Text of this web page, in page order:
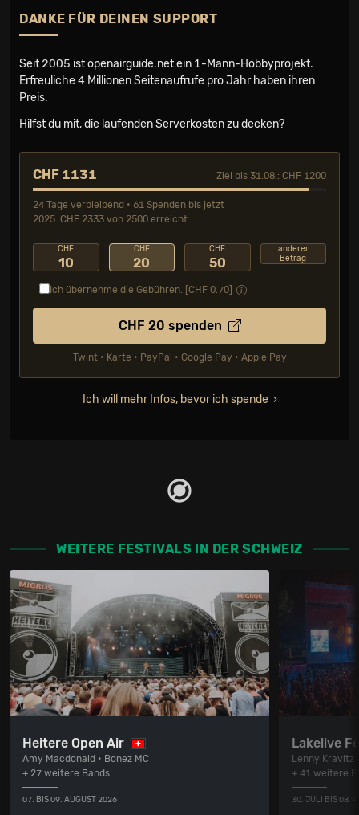
DANKE FÜR DEINEN SUPPORT
Seit 2005 ist openairguide.net ein 1-Mann-Hobbyprojekt.
Erfreuliche 4 Millionen Seiten­aufrufe pro Jahr haben ihren
Preis.
Hilfst du mit, die laufenden Serverkosten zu decken?
CHF 1131 Ziel bis 31.08.: CHF 1200
24 Tage verbleibend • 61 Spenden bis jetzt
2025: CHF 2333 von 2500 erreicht
CHF
10
CHF
20
CHF
50
anderer
Betrag
Ich übernehme die Gebühren. [CHF 0.70
CHF 20 spenden
Twint • Karte • PayPal • Google Pay • Apple Pay
Ich will mehr Infos, bevor ich spende
WEITERE FESTIVALS IN DER SCHWEIZ
Heitere Open Air
Amy Macdonald • Bonez MC
+ 27 weitere Bands
07. BIS 09. AUGUST 2026
Lakelive
Lenny Kravitz
+ 41 weitere
30. JULI BIS 08.